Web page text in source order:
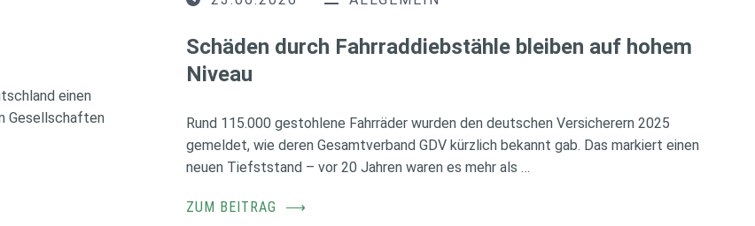
einen
Gesellschaften
Schäden durch Fahrraddiebstähle bleiben auf hohem
Niveau
Rund 115.000 gestohlene Fahrräder wurden den deutschen Versicherern 2025
gemeldet, wie deren Gesamtverband GDV kürzlich bekannt gab. Das markiert einen
neuen Tiefststand – vor 20 Jahren waren es mehr als …
ZUM BEITRAG ⟶